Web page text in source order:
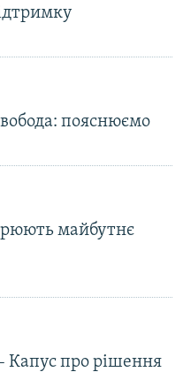
пояснюємо
майбутнє
Капус про рішення